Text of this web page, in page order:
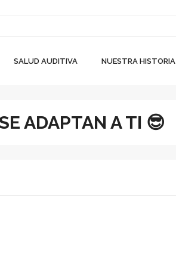
SALUD AUDITIVA NUESTRA HISTORIA
ADAPTAN A TI 😎